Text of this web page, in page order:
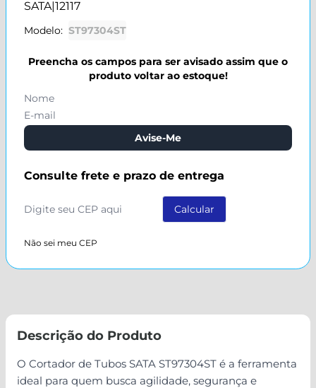
SATA|12117
Modelo: ST97304ST
Preencha os campos para ser avisado assim que o
produto voltar ao estoque!
Avise-Me
Consulte frete e prazo de entrega
Não sei meu CEP
Descrição do Produto
O Cortador de Tubos SATA ST97304ST é a ferramenta
ideal para quem busca agilidade, segurança e